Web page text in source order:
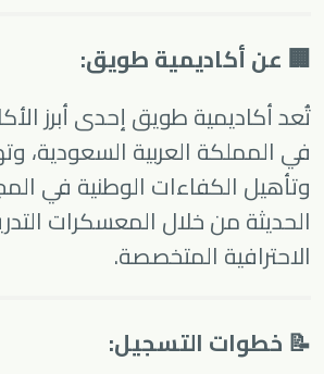
🏢 عن أكاديمية طويق:
تُعد أكاديمية طويق إحدى أبرز
في المملكة العربية السعودية،
وتأهيل الكفاءات الوطنية في
الحديثة من خلال المعسكرات
الاحترافية المتخصصة.
📝 خطوات التسجيل: